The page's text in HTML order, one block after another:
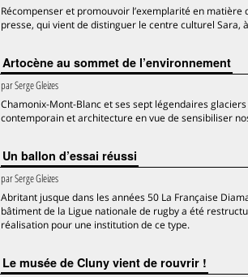
Récompenser et promouvoir l’exemplarité en matière
presse, qui vient de distinguer le centre culturel Sara,
Artocène au sommet de l’environnement
parSerge Gleizes
Chamonix-Mont-Blanc et ses sept légendaires
contemporain et architecture en vue de sensibiliser
Un ballon d’essai réussi
parSerge Gleizes
Abritant jusque dans les années 50 La Française
bâtiment de la Ligue nationale de rugby a été
réalisation pour une institution de ce type.
Le musée de Cluny vient de rouvrir !